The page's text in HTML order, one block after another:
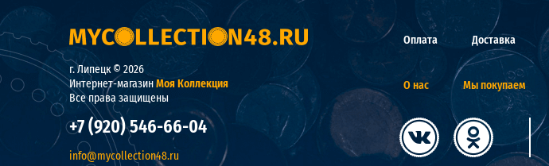
г. Липецк © 2026
Интернет-магазинМоя Коллекция
Все права защищены
+7 (920) 546-66-04
info@mycollection48.ru
Оплата Доставка
О нас Мы покупаем